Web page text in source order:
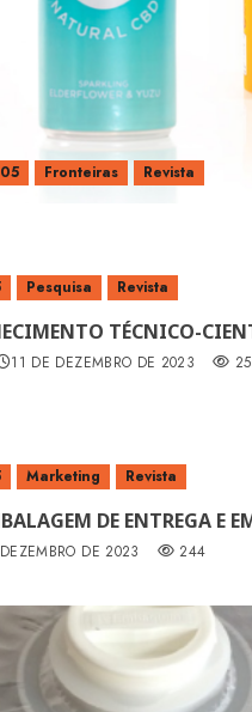
Fronteiras Revista
Pesquisa Revista
TÉCNICO-
11 DE DEZEMBRO DE 2023
Marketing Revista
DE ENTREGA E
DE 2023 244